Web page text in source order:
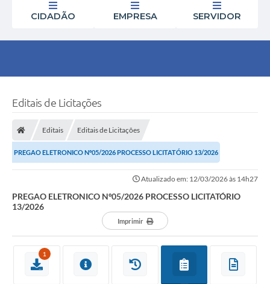
CIDADÃO EMPRESA SERVIDOR
Editais de Licitações
Editais Editais de Licitações
PREGAO ELETRONICO Nº05/2026 PROCESSO LICITATÓRIO 13/2026
Atualizado em: 12/03/2026 às 14h27
PREGAO ELETRONICO Nº05/2026 PROCESSO LICITATÓRIO
13/2026
Imprimir
1